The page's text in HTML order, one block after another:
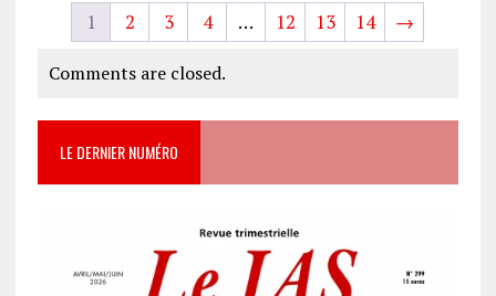
1 2 3 4 … 12 13 14 →
Comments are closed.
LE DERNIER NUMÉRO